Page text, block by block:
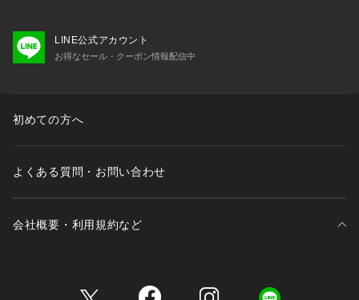
LINE公式アカウント
お得なセール・クーポン情報配信中
初めての方へ
よくある質問・お問い合わせ
会社概要・利用規約など